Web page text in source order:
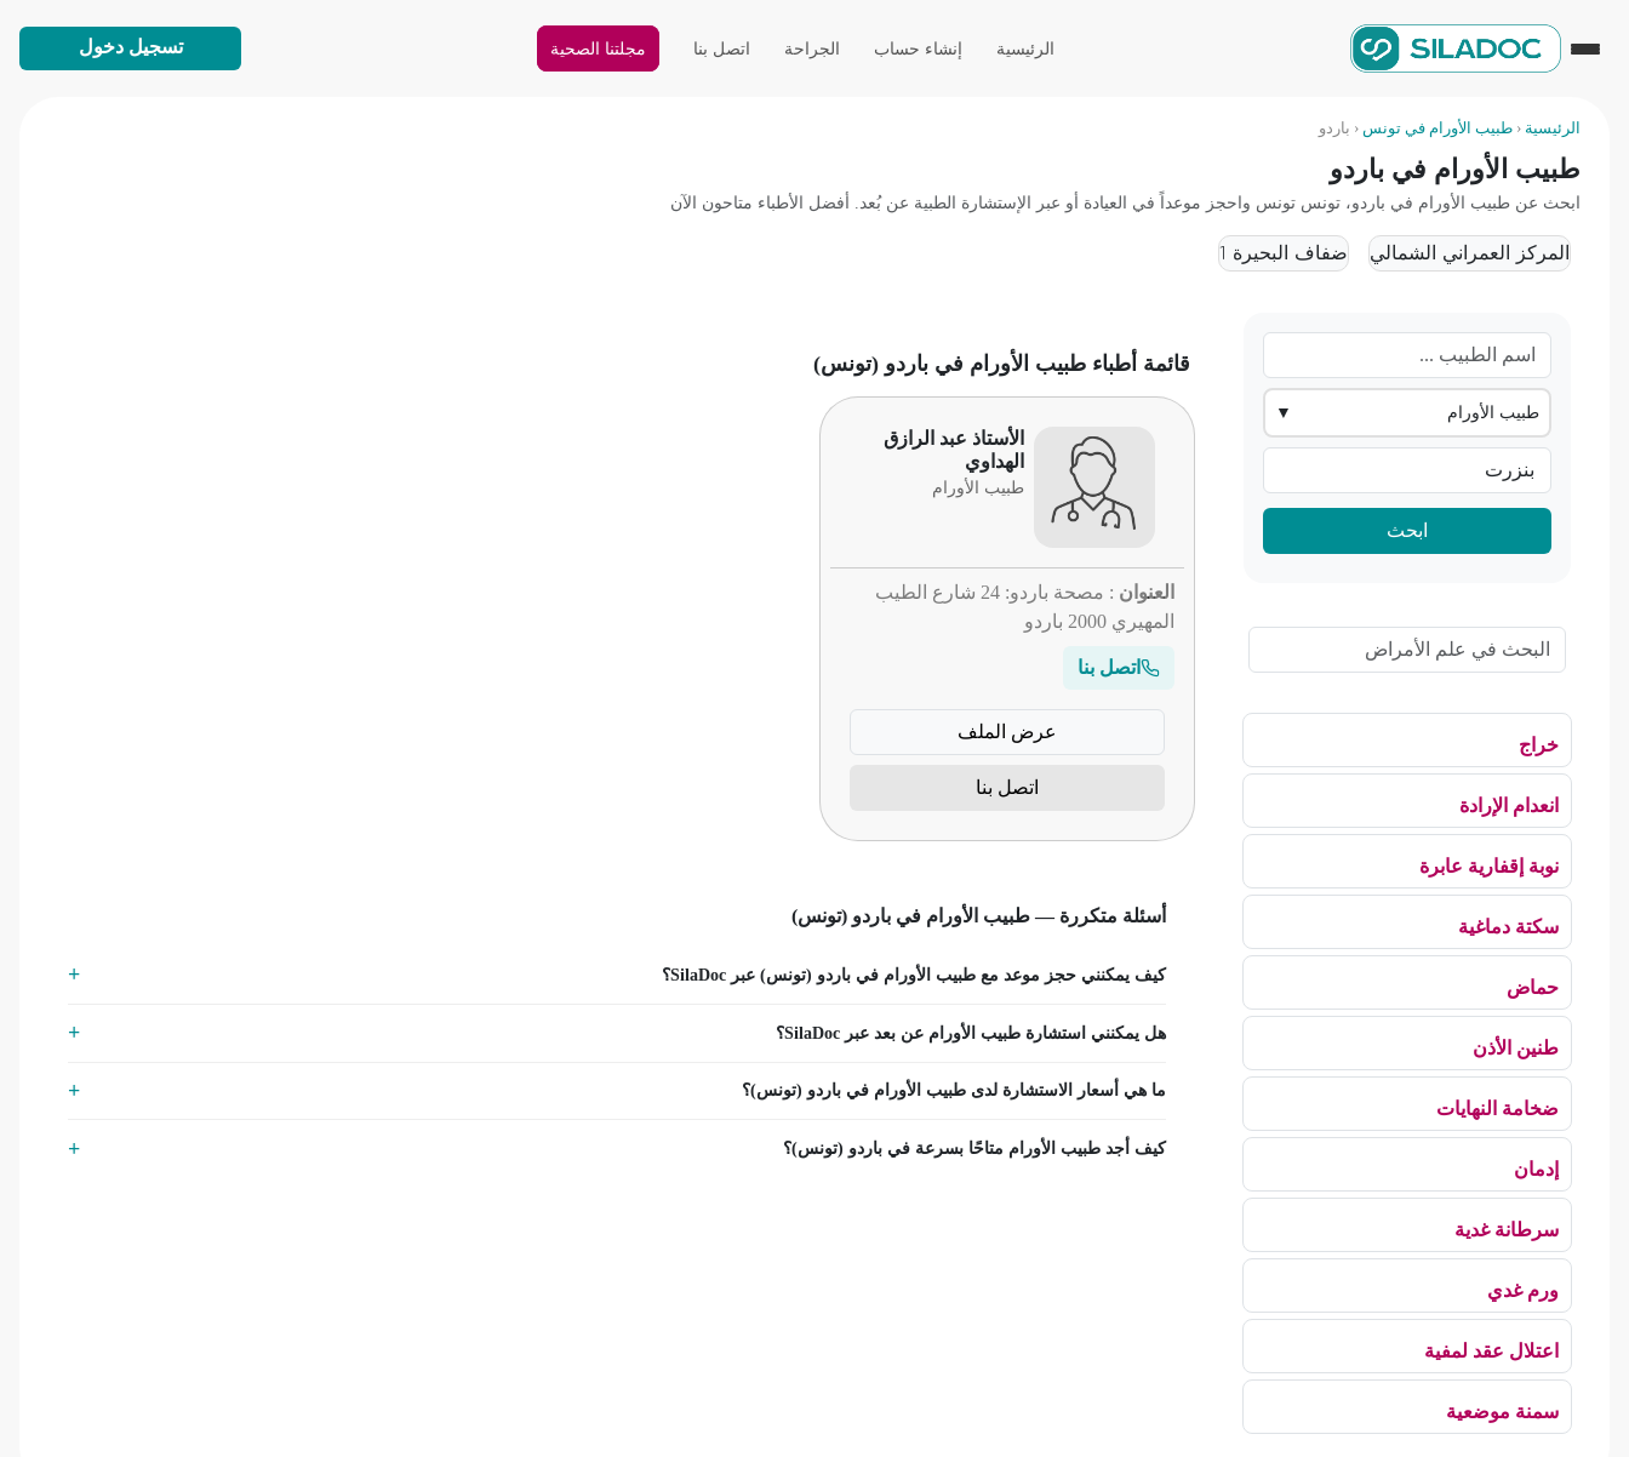
الرئيسية إنشاء حساب الجراحة اتصل بنا مجلتنا الصحية تسجيل دخول
الرئيسية ‹ طبيب الأورام في تونس ‹ باردو
طبيب الأورام في باردو
ابحث عن طبيب الأورام في باردو، تونس تونس واحجز موعداً في العيادة أو عبر الإستشارة الطبية عن بُعد. أفضل الأطباء متاحون الآن
المركز العمراني الشمالي ضفاف البحيرة 1
طبيب الأورام ▼
ابحث
خراج
انعدام الإرادة
نوبة إقفارية عابرة
سكتة دماغية
حماض
طنين الأذن
ضخامة النهايات
إدمان
سرطانة غدية
ورم غدي
اعتلال عقد لمفية
سمنة موضعية
قائمة أطباء طبيب الأورام في باردو (تونس)
الأستاذ عبد الرازق
الهداوي
طبيب الأورام
العنوان
: مصحة باردو: 24 شارع الطيب
المهيري 2000 باردو
اتصل بنا
عرض الملف
اتصل بنا
أسئلة متكررة — طبيب الأورام في باردو (تونس)
كيف يمكنني حجز موعد مع طبيب الأورام في باردو (تونس) عبر SilaDoc؟
هل يمكنني استشارة طبيب الأورام عن بعد عبر SilaDoc؟
ما هي أسعار الاستشارة لدى طبيب الأورام في باردو (تونس)؟
كيف أجد طبيب الأورام متاحًا بسرعة في باردو (تونس)؟